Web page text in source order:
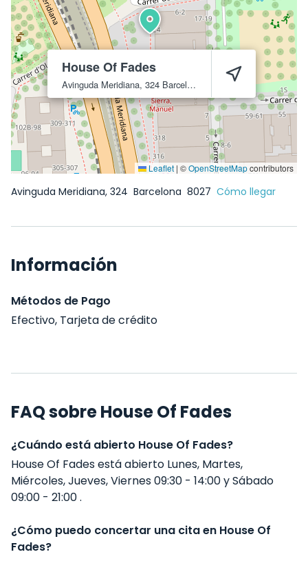
House Of Fades
Avinguda Meridiana, 324 Barcelona
Leaflet | ©OpenStreetMapcontributors
Avinguda Meridiana, 324 Barcelona 8027 Cómo llegar
Información
Métodos de Pago
Efectivo, Tarjeta de crédito
FAQ sobre House Of Fades
¿Cuándo está abierto House Of Fades?
House Of Fades está abierto Lunes, Martes,
Miércoles, Jueves, Viernes 09:30 - 14:00 y Sábado
09:00 - 21:00 .
¿Cómo puedo concertar una cita en House Of
Fades?